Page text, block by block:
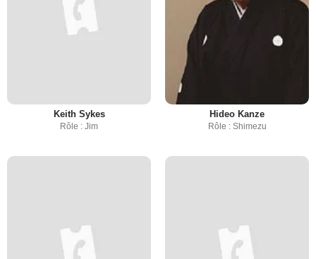
Keith Sykes
Rôle : Jim
Hideo Kanze
Rôle : Shimezu